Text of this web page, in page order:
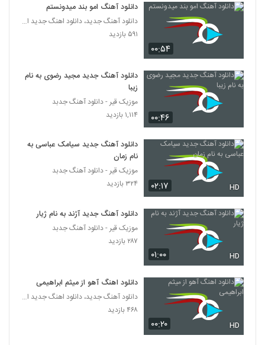
موزیک زیبای مثل رویایی از محمد نیکپور
580
Asalam)
۱,۵۰۱ بازدید
دانلود آهنگ خفه خون از محسن مهر
۱,۴۱۲ بازدید
آهنگ یاسین ترکی بنام یه چیزی میگه نه
583
دانلود آهنگ مرتضی سرمدی آغلاما اورگیم
(Morteza Sarmadi Aghlama Urayim)
۲,۲۸۸ بازدید
Asghari Lo Raft)
۱,۶۷۳ بازدید
موزیک زیبای اهل عاشقی از فرزاد فرخ
۰۰:۵۴
دانلود آهنگ امو بند میدونستم
دانلود آهنگ جدید، دانلود اهنگ جدید ایرانی
۵۹۱ بازدید
۰۰:۴۶
دانلود آهنگ جدید مجید رضوی به نام
زیبا
موزیک قیر - دانلود آهنگ جدبد
۱,۱۱۴ بازدید
۰۲:۱۷ HD
دانلود آهنگ جدید سیامک عباسی به
نام زمان
موزیک قیر - دانلود آهنگ جدبد
۳۲۴ بازدید
۰۱:۰۰ HD
دانلود آهنگ جدید آژند به نام ژیار
موزیک قیر - دانلود آهنگ جدبد
۲۸۷ بازدید
۰۰:۲۰ HD
دانلود اهنگ آهو از میثم ابراهیمی
دانلود آهنگ جدید، دانلود اهنگ جدید ایرانی
۴۶۸ بازدید